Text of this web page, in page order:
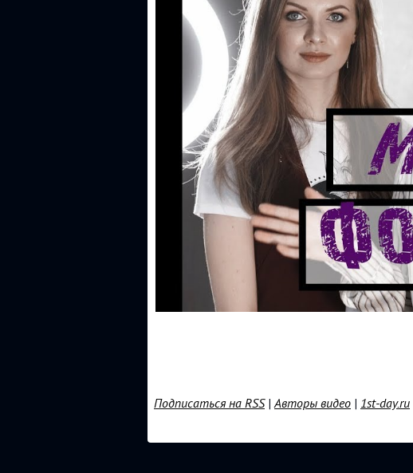
Подписаться на RSS|Авторы видео | 1st-day.ru